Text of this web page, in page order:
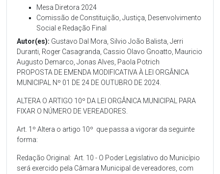
Mesa Diretora 2024
Comissão de Constituição, Justiça, Desenvolvimento
Social e Redação Final
Autor(es): Gustavo Dal Mora, Silvio João Balista, Jerri
Duranti, Roger Casagranda, Cassio Olavo Gnoatto, Mauricio
Augusto Demarco, Jonas Alves, Paola Potrich
PROPOSTA DE EMENDA MODIFICATIVA À LEI ORGÂNICA
MUNICIPAL Nº 01 DE 24 DE OUTUBRO DE 2024.
ALTERA O ARTIGO 10º DA LEI ORGÂNICA MUNICIPAL PARA
FIXAR O NÚMERO DE VEREADORES.
Art. 1º Altera o artigo 10º que passa a vigorar da seguinte
forma:
Redação Original: Art. 10 - O Poder Legislativo do Município
será exercido pela Câmara Municipal de vereadores, com